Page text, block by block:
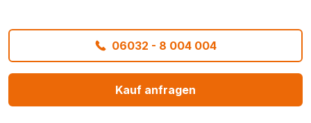
06032 - 8 004 004
Kauf anfragen